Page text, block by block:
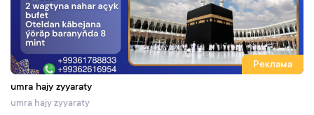
Реклама
umra hajy zyyaraty
umra hajy zyyaraty